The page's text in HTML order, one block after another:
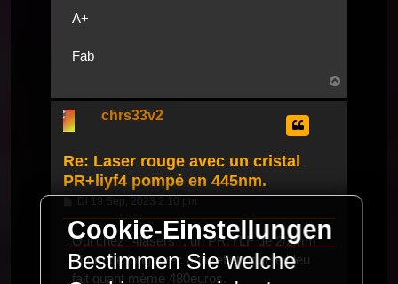
A+
Fab
oben
chrs33v2
Re: Laser rouge avec un cristal
PR+liyf4 pompé en 445nm.
Beitrag
Di 19 Sep, 2023 2:10 pm
Oui chez "4lasers" , un PR:YLF de 2/2mm
/6mm de long avec anti-reflet pour le bleu
fait quant mème 480euros.
Cookie-Einstellungen
Bestimmen Sie welche